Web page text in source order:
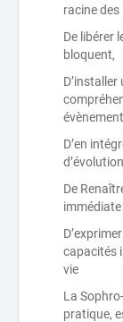
racine
De libérer
bloquent,
D’en
d’évolution
De
capacités
vie
La
pratique,